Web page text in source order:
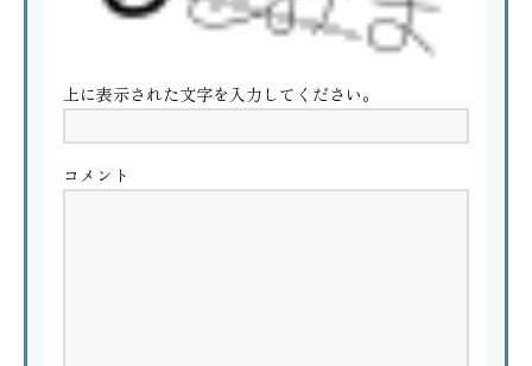
上に表示された文字を入力してください。
コメント